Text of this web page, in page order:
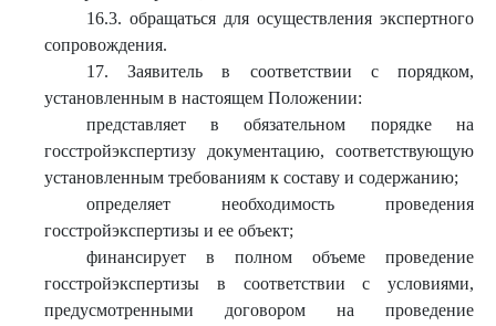
16.3. обращаться для осуществления экспертного
сопровождения.
17. Заявитель в соответствии с порядком,
установленным в настоящем Положении:
представляет в обязательном порядке на
госстройэкспертизу документацию, соответствующую
установленным требованиям к составу и содержанию;
определяет необходимость проведения
госстройэкспертизы и ее объект;
финансирует в полном объеме проведение
госстройэкспертизы в соответствии с условиями,
предусмотренными договором на проведение